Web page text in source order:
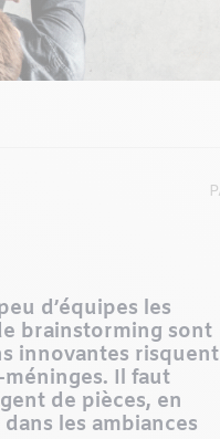
d’équipes les
brainstorming sont
innovantes risquent
Il faut
de pièces, en
les ambiances